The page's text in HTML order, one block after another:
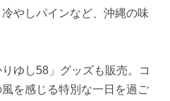
やしパインなど、沖縄の味
ゆし58」グッズも販売。コ
を感じる特別な一日を過ご